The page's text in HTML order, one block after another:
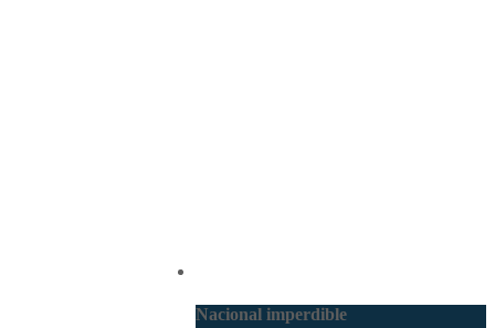
Nacional imperdible